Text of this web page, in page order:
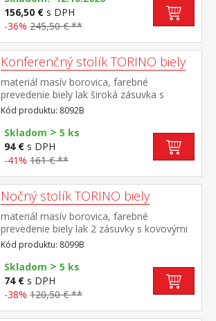
156,50 € s DPH
-36% 245,50 € **
Konferenčný stolík TORINO biely
materiál masív borovica, farebné
prevedenie biely lak široká zásuvka s
kovovými pojazdmi
Kód produktu: 8092B
Skladom > 5 ks
94 € s DPH
-41% 161 € **
Nočný stolík TORINO biely
materiál masív borovica, farebné
prevedenie biely lak 2 zásuvky s kovovými
pojazdmi
Kód produktu: 8099B
Skladom > 5 ks
74 € s DPH
-38% 120,50 € **